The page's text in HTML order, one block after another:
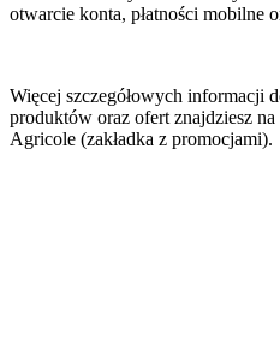
otwarcie konta, płatności mobilne
Więcej szczegółowych informacji
produktów oraz ofert znajdziesz
Agricole (zakładka z promocjami).